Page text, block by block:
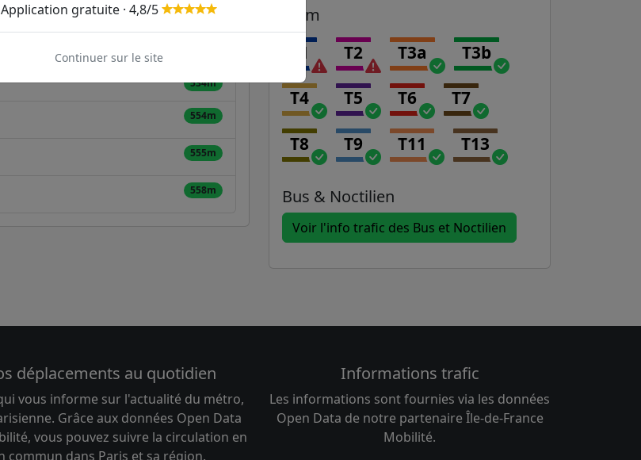
513m
534m
554m
555m
558m
Tram
T1 T2 T3a T3b
T4 T5 T6 T7
T8 T9 T11 T13
Bus & Noctilien
Voir l'info trafic des Bus et Noctilien
déplacements au quotidien
vous informe sur l'actualité du métro,
Grâce aux données Open Data
vous pouvez suivre la circulation en
commun dans Paris et sa région.
Informations trafic
Les informations sont fournies via les données
Open Data de notre partenaire Île-de-France
Mobilité.
Application gratuite · 4,8/5
Continuer sur le site